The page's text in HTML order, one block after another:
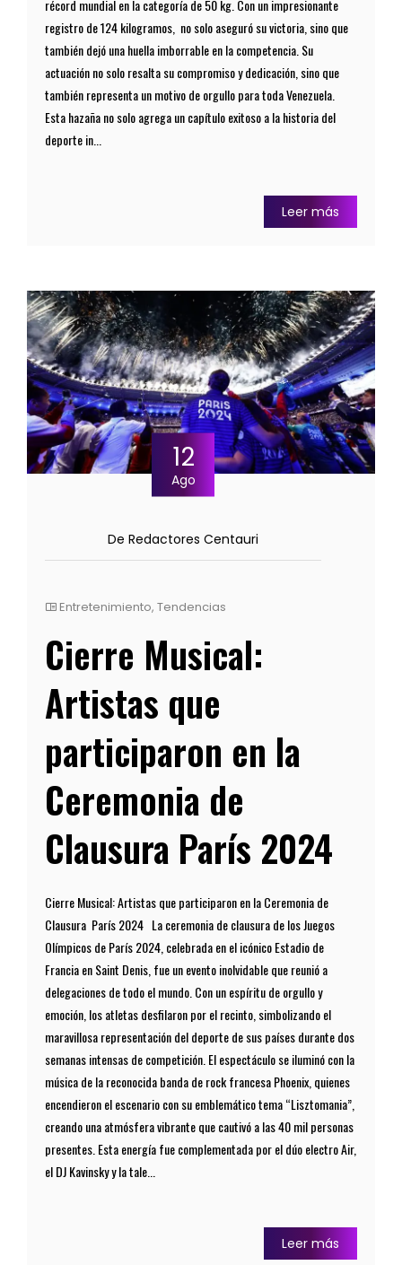
récord mundial en la categoría de 50 kg. Con un impresionante
registro de 124 kilogramos, no solo aseguró su victoria, sino que
también dejó una huella imborrable en la competencia. Su
actuación no solo resalta su compromiso y dedicación, sino que
también representa un motivo de orgullo para toda Venezuela.
Esta hazaña no solo agrega un capítulo exitoso a la historia del
deporte in...
Leer más
12
Ago
De Redactores Centauri
Entretenimiento, Tendencias
Cierre Musical:
Artistas que
participaron en la
Ceremonia de
Clausura París 2024
Cierre Musical: Artistas que participaron en la Ceremonia de
Clausura París 2024 La ceremonia de clausura de los Juegos
Olímpicos de París 2024, celebrada en el icónico Estadio de
Francia en Saint Denis, fue un evento inolvidable que reunió a
delegaciones de todo el mundo. Con un espíritu de orgullo y
emoción, los atletas desfilaron por el recinto, simbolizando el
maravillosa representación del deporte de sus países durante dos
semanas intensas de competición. El espectáculo se iluminó con la
música de la reconocida banda de rock francesa Phoenix, quienes
encendieron el escenario con su emblemático tema “Lisztomania”,
creando una atmósfera vibrante que cautivó a las 40 mil personas
presentes. Esta energía fue complementada por el dúo electro Air,
el DJ Kavinsky y la tale...
Leer más